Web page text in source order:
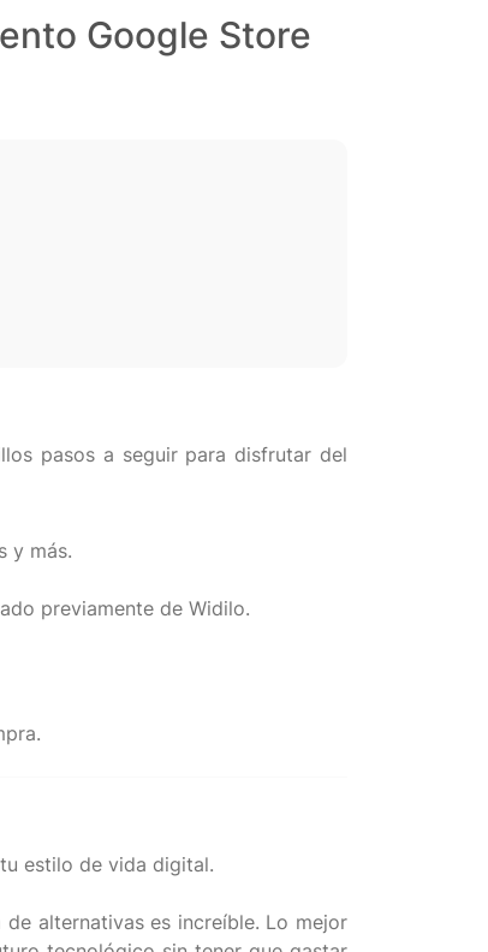
Google Store
pasos a seguir para disfrutar del
y más.
previamente de Widilo.
estilo de vida digital.
alternativas es increíble. Lo mejor